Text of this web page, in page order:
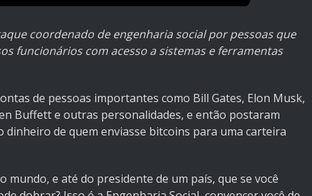
coordenado de engenharia social por pessoas que
funcionários com acesso a sistemas e ferramentas
de pessoas importantes como Bill Gates, Elon Musk,
Buffett e outras personalidades, e então postaram
de quem enviasse bitcoins para uma carteira
e até do presidente de um país, que se você